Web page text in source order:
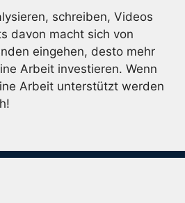
schreiben, Videos
davon macht sich von
eingehen, desto mehr
Arbeit investieren. Wenn
Arbeit unterstützt werden